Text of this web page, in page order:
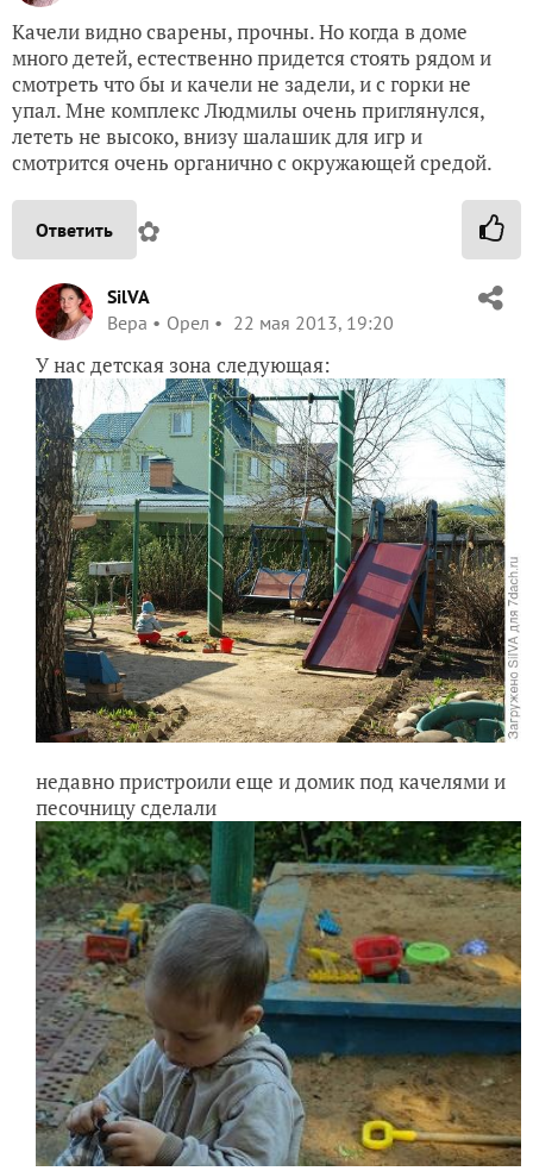
Качели видно сварены, прочны. Но когда в доме
много детей, естественно придется стоять рядом и
смотреть что бы и качели не задели, и с горки не
упал. Мне комплекс Людмилы очень приглянулся,
лететь не высоко, внизу шалашик для игр и
смотрится очень органично с окружающей средой.
Ответить ✿
SilVA
Вера
Орел 22 мая 2013, 19:20
У нас детская зона следующая:
недавно пристроили еще и домик под качелями и
песочницу сделали